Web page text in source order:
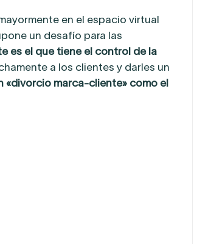
en el espacio virtual
un desafío para las
es el que tiene el control de la
a los clientes y darles un
«divorcio marca-cliente» como el